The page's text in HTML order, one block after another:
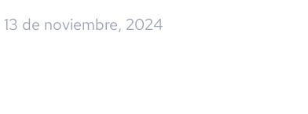
13 de noviembre, 2024